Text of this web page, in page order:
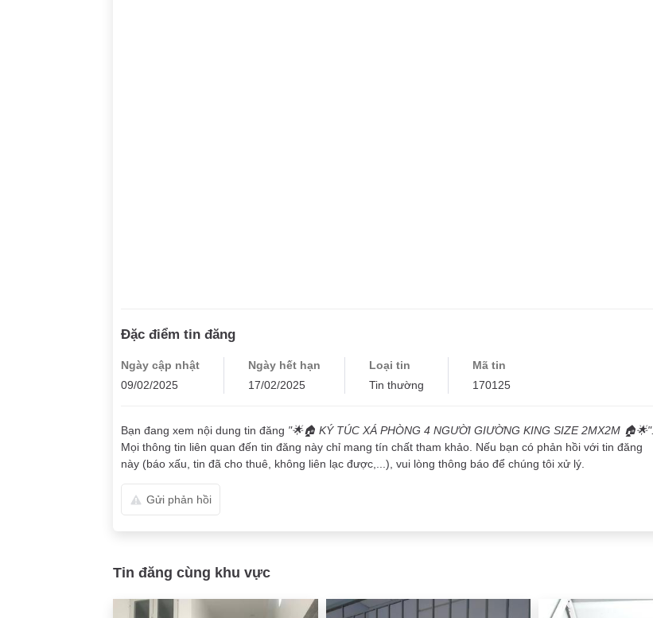
Đặc điểm tin đăng
Ngày cập nhật
09/02/2025
Ngày hết hạn
17/02/2025
Loại tin
Tin thường
Mã tin
170125
Bạn đang xem nội dung tin đăng "🌟🏠 KÝ TÚC XÁ PHÒNG 4 NGƯỜI GIƯỜNG KING SIZE 2MX2M 🏠🌟".
Mọi thông tin liên quan đến tin đăng này chỉ mang tín chất tham khảo. Nếu bạn có phản hồi với tin đăng
này (báo xấu, tin đã cho thuê, không liên lạc được,...), vui lòng thông báo để chúng tôi xử lý.
Gửi phản hồi
Tin đăng cùng khu vực